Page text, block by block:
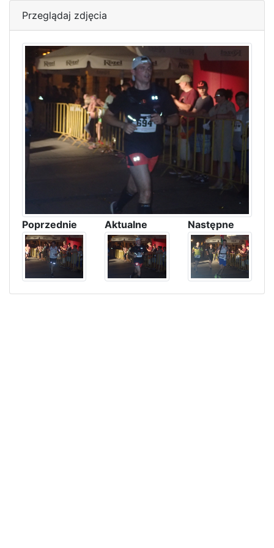
Przeglądaj zdjęcia
Poprzednie Aktualne Następne